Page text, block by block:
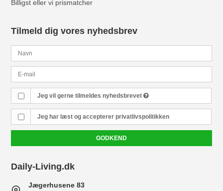
Billigst eller vi prismatcher
Tilmeld dig vores nyhedsbrev
Jeg vil gerne tilmeldes nyhedsbrevet
Jeg har læst og accepterer privatlivspolitikken
GODKEND
Daily-Living.dk
Jægerhusene 83